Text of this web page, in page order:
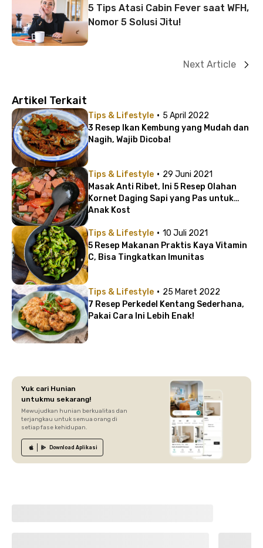
5 Tips Atasi Cabin Fever saat WFH,
Nomor 5 Solusi Jitu!
Next Article
Artikel Terkait
Tips & Lifestyle · 5 April 2022
3 Resep Ikan Kembung yang Mudah dan
Nagih, Wajib Dicoba!
Tips & Lifestyle · 29 Juni 2021
Masak Anti Ribet, Ini 5 Resep Olahan
Kornet Daging Sapi yang Pas untuk
Anak Kost
Tips & Lifestyle · 10 Juli 2021
5 Resep Makanan Praktis Kaya Vitamin
C, Bisa Tingkatkan Imunitas
Tips & Lifestyle · 25 Maret 2022
7 Resep Perkedel Kentang Sederhana,
Pakai Cara Ini Lebih Enak!
Yuk cari Hunian
untukmu sekarang!
Mewujudkan hunian berkualitas dan
terjangkau untuk semua orang di
setiap fase kehidupan.
Download Aplikasi